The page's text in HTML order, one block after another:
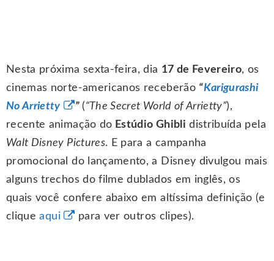
Nesta próxima sexta-feira, dia 17 de Fevereiro, os
cinemas norte-americanos receberão “Karigurashi
No Arrietty
”(“The Secret World of Arrietty”),
recente animação do Estúdio Ghibli distribuída pela
Walt Disney Pictures. E para a campanha
promocional do lançamento, a Disney divulgou mais
alguns trechos do filme dublados em inglês, os
quais você confere abaixo em altíssima definição (e
cliqueaqui para ver outros clipes).